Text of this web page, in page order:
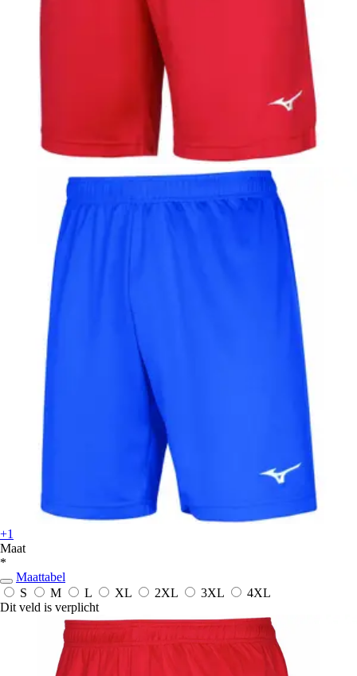
+1
Maat
*
Maattabel
S
M L XL 2XL 3XL
4XL
Dit veld is verplicht